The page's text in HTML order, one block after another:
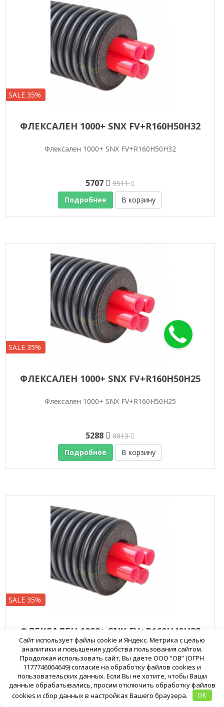
SALE 35%
ФЛЕКСАЛЕН 1000+ SNX FV+R160H50H32
Флексален 1000+ SNX FV+R160H50H32
5707
9511
Подробнее
В корзину
SALE 35%
ФЛЕКСАЛЕН 1000+ SNX FV+R160H50H25
Флексален 1000+ SNX FV+R160H50H25
5288
8813
Подробнее
В корзину
SALE 35%
ФЛЕКСАЛЕН 1000+ SNX FV+R160H40H32
Флексален 1000+ SNX FV+R160H40H32
5053
8422
Сайт использует файлы cookie и Яндекс. Метрика с целью
аналитики и повышения удобства пользования сайтом.
Продолжая использовать сайт, Вы даете ООО “ОВ” (ОГРН
1177746064649) согласие на обработку файлов cookies и
пользовательских данных. Если Вы не хотите, чтобы Ваши
данные обрабатывались, просим отключить обработку файлов
cookies и сбор данных в настройках Вашего браузера.
OK